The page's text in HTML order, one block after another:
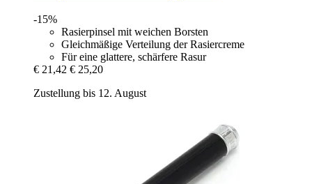
-15%
Rasierpinsel mit weichen Borsten
Gleichmäßige Verteilung der Rasiercreme
Für eine glattere, schärfere Rasur
€ 21,42 € 25,20
Zustellung bis 12. August